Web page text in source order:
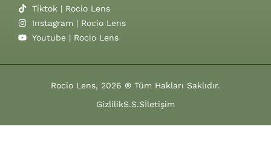
Tiktok | Rocio Lens
Instagram | Rocio Lens
Youtube | Rocio Lens
Rocio Lens, 2026 ® Tüm Hakları Saklıdır.
GizlilikS.S.Sİletişim